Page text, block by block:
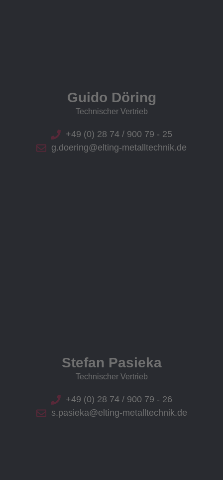
Guido Döring
Technischer Vertrieb
+49 (0) 28 74 / 900 79 - 25
g.doering@elting-metalltechnik.de
Stefan Pasieka
Technischer Vertrieb
+49 (0) 28 74 / 900 79 - 26
s.pasieka@elting-metalltechnik.de